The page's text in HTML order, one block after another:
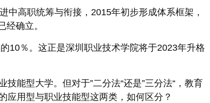
中高职统筹与衔接，2015年初步形成体系框架，
确立。
10％。这正是深圳职业技术学院将于2023年升格
能型大学。但对于”二分法“还是”三分法“，教育
应用型与职业技能型这两类，如何区分？